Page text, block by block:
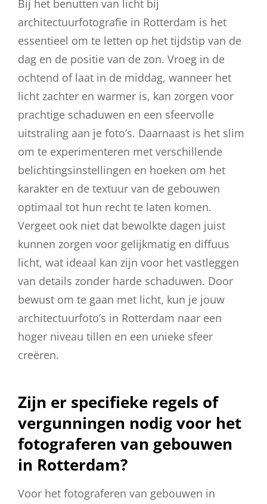
Bij het benutten van licht bij
architectuurfotografie in Rotterdam is het
essentieel om te letten op het tijdstip van de
dag en de positie van de zon. Vroeg in de
ochtend of laat in de middag, wanneer het
licht zachter en warmer is, kan zorgen voor
prachtige schaduwen en een sfeervolle
uitstraling aan je foto’s. Daarnaast is het slim
om te experimenteren met verschillende
belichtingsinstellingen en hoeken om het
karakter en de textuur van de gebouwen
optimaal tot hun recht te laten komen.
Vergeet ook niet dat bewolkte dagen juist
kunnen zorgen voor gelijkmatig en diffuus
licht, wat ideaal kan zijn voor het vastleggen
van details zonder harde schaduwen. Door
bewust om te gaan met licht, kun je jouw
architectuurfoto’s in Rotterdam naar een
hoger niveau tillen en een unieke sfeer
creëren.
Zijn er specifieke regels of
vergunningen nodig voor het
fotograferen van gebouwen
in Rotterdam?
Voor het fotograferen van gebouwen in